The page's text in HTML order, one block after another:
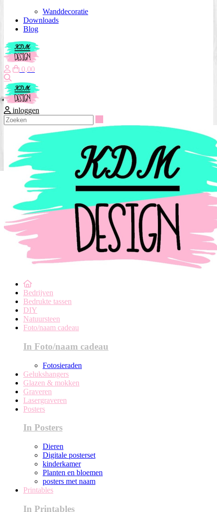
Wanddecoratie
Downloads
Blog
0,00
inloggen
Bedrijven
Bedrukte tassen
DIY
Natuursteen
Foto/naam cadeau
In Foto/naam cadeau
Fotosieraden
Gelukshangers
Glazen & mokken
Graveren
Lasergraveren
Posters
In Posters
Dieren
Digitale posterset
kinderkamer
Planten en bloemen
posters met naam
Printables
In Printables